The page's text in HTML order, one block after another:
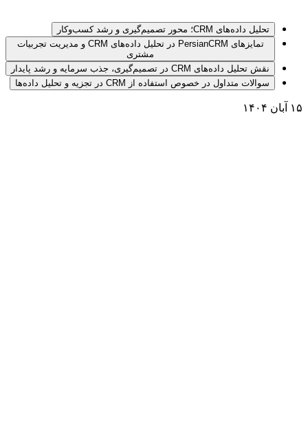
تحلیل داده‌های CRM؛ محور تصمیم‌گیری و رشد کسب‌وکار
تمایزهای PersianCRM در تحلیل داده‌های CRM و مدیریت تجربیات
مشتری
نقش تحلیل داده‌های CRM در تصمیم‌گیری، جذب سرمایه و رشد پایدار
سوالات متداول در خصوص استفاده از CRM در تجزیه و تحلیل داده‌ها
۱۵ آبان ۱۴۰۴